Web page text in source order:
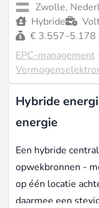
Zwolle,
Hybride
€ 3.557–5.178
EPC-management ·
Hybride
energie
Een hybride
opwekbronnen -
op één locatie
daarmee een